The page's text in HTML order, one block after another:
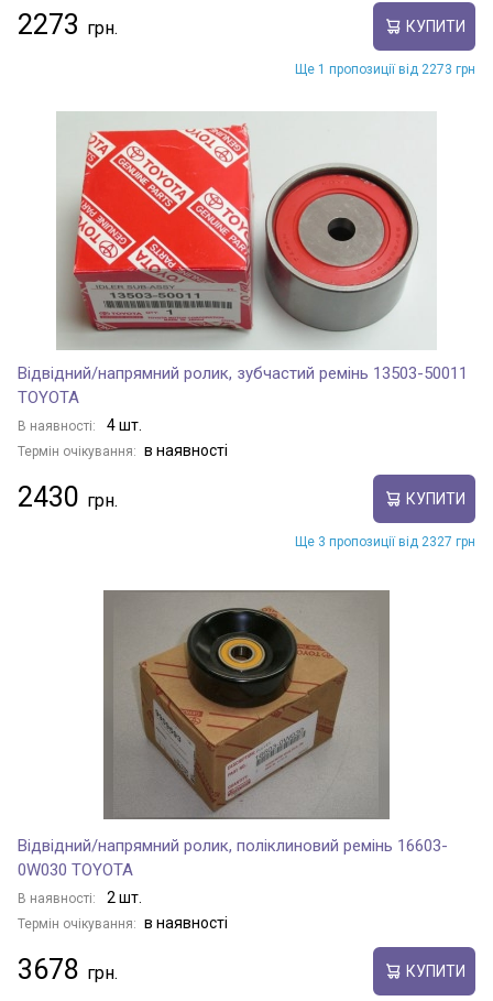
PRIUS PHV
PRIUS PLUS
PROACE
PROBOX
PROBOX / SUCCEED
RACTIS
2273 КУПИТИ
Ще 1 пропозиції від 2273 грн
Відвідний/напрямний ролик, зубчастий ремінь 13503-50011
TOYOTA
В наявності: 4 шт.
Термін очікування: в наявності
2430 КУПИТИ
Ще 3 пропозиції від 2327 грн
Відвідний/напрямний ролик, поліклиновий ремінь 16603-
0W030 TOYOTA
В наявності: 2 шт.
Термін очікування: в наявності
3678 КУПИТИ